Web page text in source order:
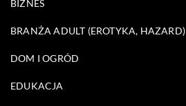
BIZNES
BRANŻA ADULT (EROTYKA, HAZARD)
DOM I OGRÓD
EDUKACJA